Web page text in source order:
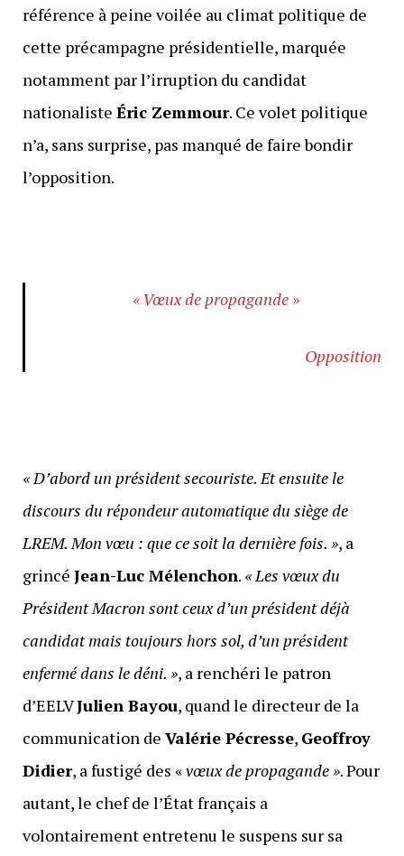
référence à peine voilée au climat politique de
cette précampagne présidentielle, marquée
notamment par l’irruption du candidat
nationaliste Éric Zemmour. Ce volet politique
n’a, sans surprise, pas manqué de faire bondir
l’opposition.
« Vœux de propagande »
Opposition
« D’abord un président secouriste. Et ensuite le
discours du répondeur automatique du siège de
LREM. Mon vœu : que ce soit la dernière fois. », a
grincé Jean-Luc Mélenchon. « Les vœux du
Président Macron sont ceux d’un président déjà
candidat mais toujours hors sol, d’un président
enfermé dans le déni. », a renchéri le patron
d’EELVJulien Bayou, quand le directeur de la
communication de Valérie Pécresse, Geoffroy
Didier, a fustigé des «vœux de propagande ». Pour
autant, le chef de l’État français a
volontairement entretenu le suspens sur sa